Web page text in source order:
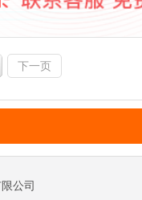
下一页
公司